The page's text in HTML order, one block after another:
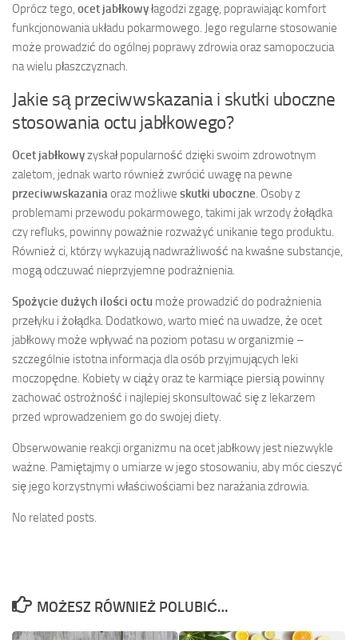
Oprócz tego, ocet jabłkowyłagodzi zgagę, poprawiając komfort
funkcjonowania układu pokarmowego. Jego regularne stosowanie
może prowadzić do ogólnej poprawy zdrowia oraz samopoczucia
na wielu płaszczyznach.
Jakie są przeciwwskazania i skutki uboczne
stosowania octu jabłkowego?
Ocet jabłkowyzyskał popularność dzięki swoim zdrowotnym
zaletom, jednak warto również zwrócić uwagę na pewne
przeciwwskazania oraz możliwe skutki uboczne . Osoby z
problemami przewodu pokarmowego, takimi jak wrzody żołądka
czy refluks, powinny poważnie rozważyć unikanie tego produktu.
Również ci, którzy wykazują nadwrażliwość na kwaśne substancje,
mogą odczuwać nieprzyjemne podrażnienia.
Spożycie dużych ilości octu może prowadzić do podrażnienia
przełyku i żołądka. Dodatkowo, warto mieć na uwadze, że ocet
jabłkowy może wpływać na poziom potasu w organizmie –
szczególnie istotna informacja dla osób przyjmujących leki
moczopędne. Kobiety w ciąży oraz te karmiące piersią powinny
zachować ostrożność i najlepiej skonsultować się z lekarzem
przed wprowadzeniem go do swojej diety.
Obserwowanie reakcji organizmu na ocet jabłkowy jest niezwykle
ważne. Pamiętajmy o umiarze w jego stosowaniu, aby móc cieszyć
się jego korzystnymi właściwościami bez narażania zdrowia.
No related posts.
MOŻESZ RÓWNIEŻ POLUBIĆ…